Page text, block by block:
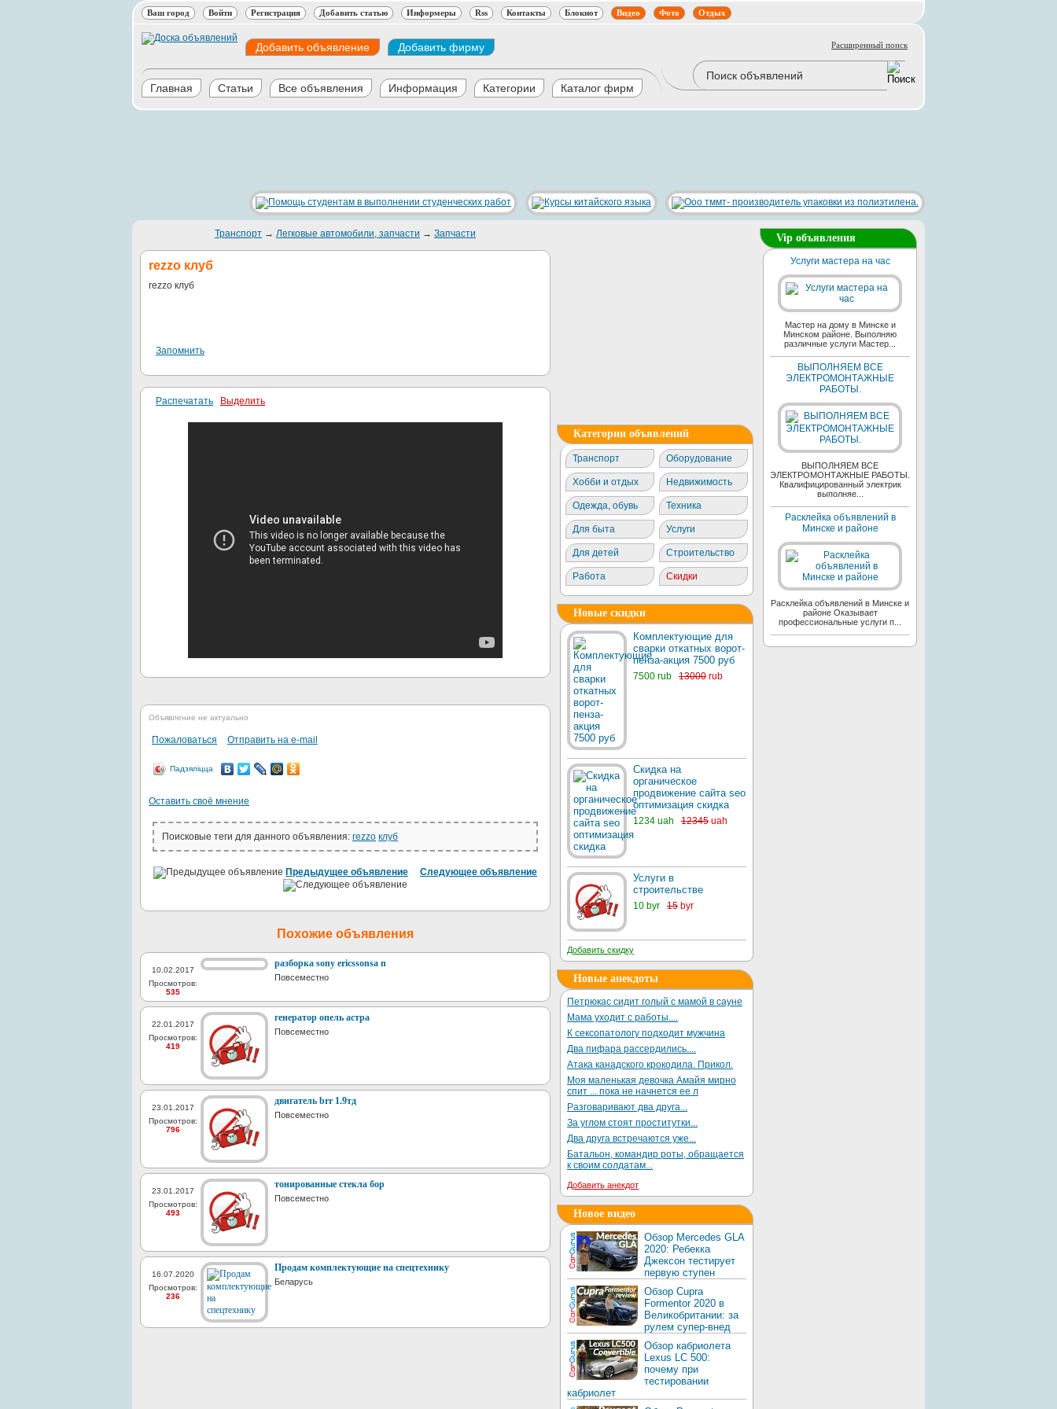
Ваш город Войти Регистрация Добавить статью Информеры Rss Контакты Блокнот Видео Фото Отдых
Добавить объявление Добавить фирму Расширенный поиск
Главная Статьи Все объявления Информация Категории Каталог фирм
Транспорт → Легковые автомобили, запчасти → Запчасти
rezzo клуб
rezzo клуб
Запомнить
Распечатать Выделить
Объявление не актуально
Пожаловаться Отправить на e-mail
Падзяліцца
Оставить своё мнение
Поисковые теги для данного объявления: rezzo клуб
Предыдущее объявление Следующее объявление
Похожие объявления
10.02.2017
Просмотров:
535
разборка sony ericssonsa n
Повсеместно
22.01.2017
Просмотров:
419
генератор опель астра
Повсеместно
23.01.2017
Просмотров:
796
двигатель brr 1.9тд
Повсеместно
23.01.2017
Просмотров:
493
тонированные стекла бор
Повсеместно
16.07.2020
Просмотров:
236
Продам комплектующие на спецтехнику
Беларусь
Категории объявлений
Транспорт Оборудование
Хобби и отдых Недвижимость
Одежда, обувь Техника
Для быта Услуги
Для детей Строительство
Работа Скидки
Новые скидки
Комплектующие для
сварки откатных ворот-
пенза-акция 7500 руб
7500 rub 13000 rub
Скидка на
органическое
продвижение сайта seo
оптимизация скидка
1234 uah 12345 uah
Услуги в
строительстве
10 byr 15 byr
Добавить скидку
Новые анекдоты
Петрюкас сидит голый с мамой в сауне
Мама уходит с работы....
К сексопатологу подходит мужчина
Два пифара рассердились....
Атака канадского крокодила. Прикол.
Моя маленькая девочка Амайя мирно
спит ... пока не начнется ее л
Разговаривают два друга...
За углом стоят проститутки...
Два друга встречаются уже...
Батальон, командир роты, обращается
к своим солдатам...
Добавить анекдот
Новое видео
Обзор Mercedes GLA
2020: Ребекка
Джексон тестирует
первую ступен
Обзор Cupra
Formentor 2020 в
Великобритании: за
рулем супер-внед
Обзор кабриолета
Lexus LC 500:
почему при
тестировании
кабриолет
Vip объявления
Услуги мастера на час
Мастер на дому в Минске и
Минском районе. Выполняю
различные услуги Мастер...
ВЫПОЛНЯЕМ ВСЕ
ЭЛЕКТРОМОНТАЖНЫЕ
РАБОТЫ.
ВЫПОЛНЯЕМ ВСЕ
ЭЛЕКТРОМОНТАЖНЫЕ РАБОТЫ.
Квалифицированный электрик
выполняе...
Расклейка объявлений в
Минске и районе
Расклейка объявлений в Минске и
районе Оказывает
профессиональные услуги п...